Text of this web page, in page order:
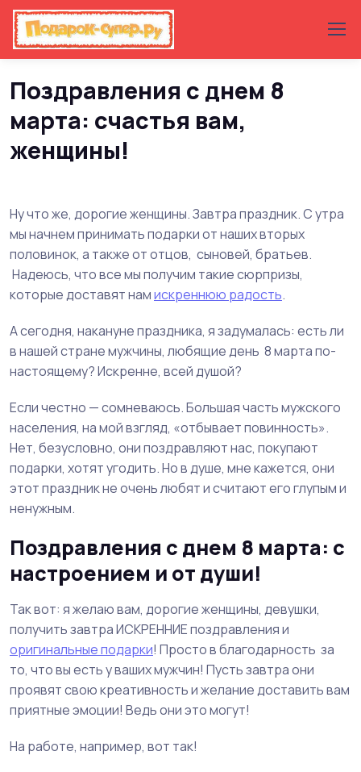
Главная 8 марта
Поздравления с днем 8
марта: счастья вам,
женщины!
Ну что же, дорогие женщины. Завтра праздник. С утра
мы начнем принимать подарки от наших вторых
половинок, а также от отцов, сыновей, братьев.
Надеюсь, что все мы получим такие сюрпризы,
которые доставят намискреннюю радость.
А сегодня, накануне праздника, я задумалась: есть ли
в нашей стране мужчины, любящие день 8 марта по-
настоящему? Искренне, всей душой?
Если честно — сомневаюсь. Большая часть мужского
населения, на мой взгляд, «отбывает повинность».
Нет, безусловно, они поздравляют нас, покупают
подарки, хотят угодить. Но в душе, мне кажется, они
этот праздник не очень любят и считают его глупым и
ненужным.
Поздравления с днем 8 марта: с
настроением и от души!
Так вот: я желаю вам, дорогие женщины, девушки,
получить завтра ИСКРЕННИЕ поздравления и
оригинальные подарки! Просто в благодарность за
то, что вы есть у ваших мужчин! Пусть завтра они
проявят свою креативность и желание доставить вам
приятные эмоции! Ведь они это могут!
На работе, например, вот так!